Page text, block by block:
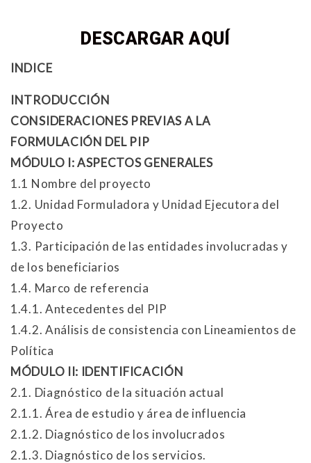
DESCARGAR AQUÍ
INDICE
INTRODUCCIÓN
CONSIDERACIONES PREVIAS A LA
FORMULACIÓN DEL PIP
MÓDULO I: ASPECTOS GENERALES
1.1 Nombre del proyecto
1.2. Unidad Formuladora y Unidad Ejecutora del
Proyecto
1.3. Participación de las entidades involucradas y
de los beneficiarios
1.4. Marco de referencia
1.4.1. Antecedentes del PIP
1.4.2. Análisis de consistencia con Lineamientos de
Política
MÓDULO II: IDENTIFICACIÓN
2.1. Diagnóstico de la situación actual
2.1.1. Área de estudio y área de influencia
2.1.2. Diagnóstico de los involucrados
2.1.3. Diagnóstico de los servicios.